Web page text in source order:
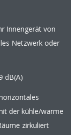
Innengerät von
Netzwerk oder
dB(A)
der kühle/warme
zirkuliert